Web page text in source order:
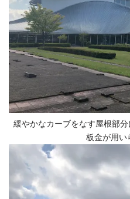
緩やかなカーブをなす屋根部
板金が用